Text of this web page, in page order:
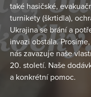
také hasičské,
turnikety (škrtidla),
Ukrajina se brání a
invazi obstála.
nás zavazuje naše
20. století. Naše
a konkrétní pomoc.